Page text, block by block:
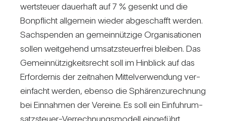
wert­steuer dau­er­haft auf 7 % gesenkt und die
Bon­pflicht all­ge­mein wieder abge­schafft werden.
Sach­spenden an gemein­nüt­zige Orga­ni­sa­tionen
sollen weit­ge­hend umsatz­steu­er­frei bleiben. Das
Gemein­nüt­zig­keits­recht soll im Hin­blick auf das
Erfor­dernis der zeit­nahen Mit­tel­ver­wen­dung ver­
ein­facht werden, ebenso die Sphä­ren­zu­rech­nung
bei Ein­nahmen der Ver­eine. Es soll ein Ein­fuhr­um­
satz­steuer-Ver­rech­nungs­mo­dell ein­ge­führt